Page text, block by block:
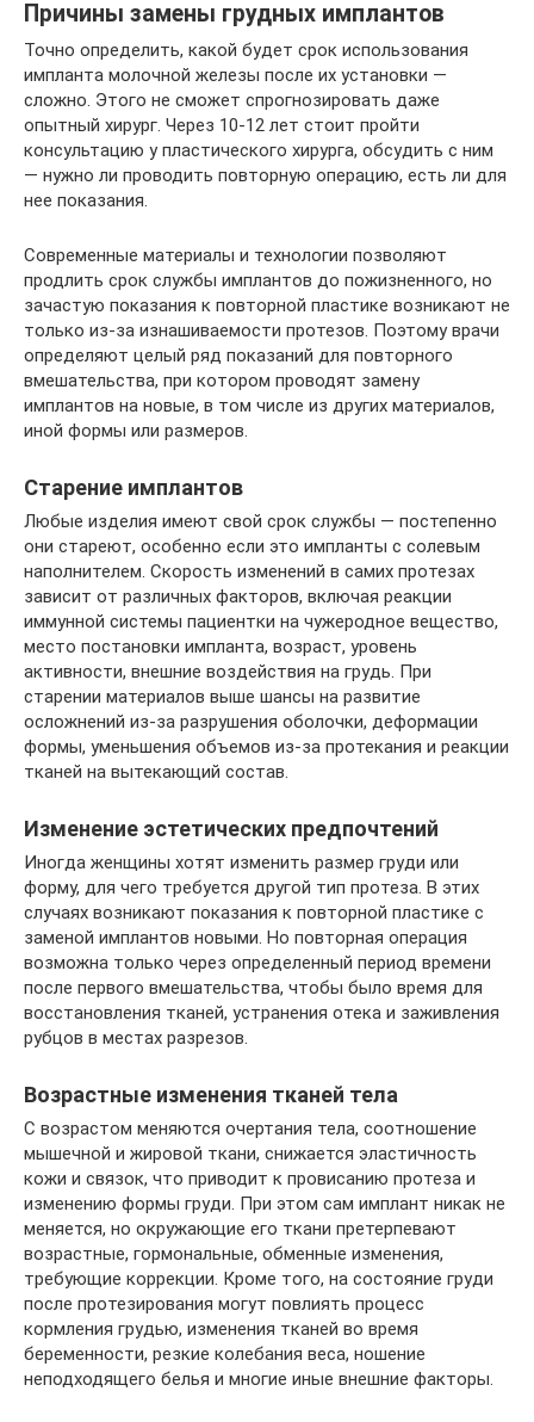
Причины замены грудных имплантов
Точно определить, какой будет срок использования
импланта молочной железы после их установки —
сложно. Этого не сможет спрогнозировать даже
опытный хирург. Через 10-12 лет стоит пройти
консультацию у пластического хирурга, обсудить с ним
— нужно ли проводить повторную операцию, есть ли для
нее показания.
Современные материалы и технологии позволяют
продлить срок службы имплантов до пожизненного, но
зачастую показания к повторной пластике возникают не
только из-за изнашиваемости протезов. Поэтому врачи
определяют целый ряд показаний для повторного
вмешательства, при котором проводят замену
имплантов на новые, в том числе из других материалов,
иной формы или размеров.
Старение имплантов
Любые изделия имеют свой срок службы — постепенно
они стареют, особенно если это импланты с солевым
наполнителем. Скорость изменений в самих протезах
зависит от различных факторов, включая реакции
иммунной системы пациентки на чужеродное вещество,
место постановки импланта, возраст, уровень
активности, внешние воздействия на грудь. При
старении материалов выше шансы на развитие
осложнений из-за разрушения оболочки, деформации
формы, уменьшения объемов из-за протекания и реакции
тканей на вытекающий состав.
Изменение эстетических предпочтений
Иногда женщины хотят изменить размер груди или
форму, для чего требуется другой тип протеза. В этих
случаях возникают показания к повторной пластике с
заменой имплантов новыми. Но повторная операция
возможна только через определенный период времени
после первого вмешательства, чтобы было время для
восстановления тканей, устранения отека и заживления
рубцов в местах разрезов.
Возрастные изменения тканей тела
С возрастом меняются очертания тела, соотношение
мышечной и жировой ткани, снижается эластичность
кожи и связок, что приводит к провисанию протеза и
изменению формы груди. При этом сам имплант никак не
меняется, но окружающие его ткани претерпевают
возрастные, гормональные, обменные изменения,
требующие коррекции. Кроме того, на состояние груди
после протезирования могут повлиять процесс
кормления грудью, изменения тканей во время
беременности, резкие колебания веса, ношение
неподходящего белья и многие иные внешние факторы.